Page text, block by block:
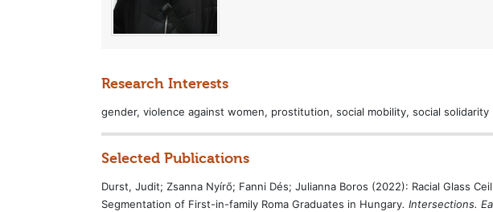
Research Interests
gender, violence against women, prostitution, social mobility, social solidarity
Selected Publications
Durst, Judit; Zsanna Nyírő; Fanni Dés; Julianna Boros (2022): Racial Glass
Segmentation of First-in-family Roma Graduates in Hungary. Intersections.